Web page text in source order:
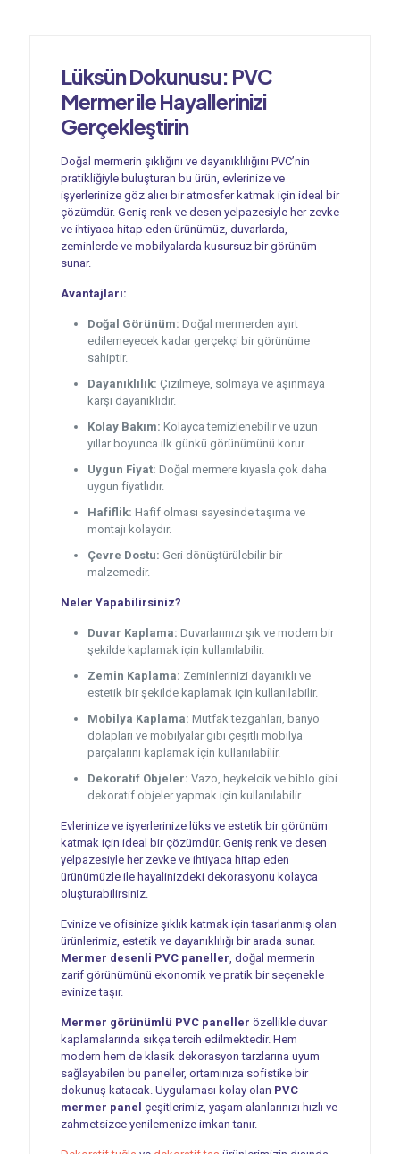
Lüksün Dokunusu: PVC
Mermerile Hayallerinizi
Gerçekleştirin
Doğal mermerin şıklığını ve dayanıklılığını PVC’nin
pratikliğiyle buluşturan bu ürün, evlerinize ve
işyerlerinize göz alıcı bir atmosfer katmak için ideal bir
çözümdür. Geniş renk ve desen yelpazesiyle her zevke
ve ihtiyaca hitap eden ürünümüz, duvarlarda,
zeminlerde ve mobilyalarda kusursuz bir görünüm
sunar.
Avantajları:
Doğal Görünüm: Doğal mermerden ayırt
edilemeyecek kadar gerçekçi bir görünüme
sahiptir.
Dayanıklılık: Çizilmeye, solmaya ve aşınmaya
karşı dayanıklıdır.
Kolay Bakım: Kolayca temizlenebilir ve uzun
yıllar boyunca ilk günkü görünümünü korur.
Uygun Fiyat: Doğal mermere kıyasla çok daha
uygun fiyatlıdır.
Hafiflik: Hafif olması sayesinde taşıma ve
montajı kolaydır.
Çevre Dostu: Geri dönüştürülebilir bir
malzemedir.
Neler Yapabilirsiniz?
Duvar Kaplama: Duvarlarınızı şık ve modern bir
şekilde kaplamak için kullanılabilir.
Zemin Kaplama: Zeminlerinizi dayanıklı ve
estetik bir şekilde kaplamak için kullanılabilir.
Mobilya Kaplama: Mutfak tezgahları, banyo
dolapları ve mobilyalar gibi çeşitli mobilya
parçalarını kaplamak için kullanılabilir.
Dekoratif Objeler: Vazo, heykelcik ve biblo gibi
dekoratif objeler yapmak için kullanılabilir.
Evlerinize ve işyerlerinize lüks ve estetik bir görünüm
katmak için ideal bir çözümdür. Geniş renk ve desen
yelpazesiyle her zevke ve ihtiyaca hitap eden
ürünümüzle ile hayalinizdeki dekorasyonu kolayca
oluşturabilirsiniz.
Evinize ve ofisinize şıklık katmak için tasarlanmış olan
ürünlerimiz, estetik ve dayanıklılığı bir arada sunar.
Mermer desenli PVC paneller , doğal mermerin
zarif görünümünü ekonomik ve pratik bir seçenekle
evinize taşır.
Mermer görünümlü PVC paneller özellikle duvar
kaplamalarında sıkça tercih edilmektedir. Hem
modern hem de klasik dekorasyon tarzlarına uyum
sağlayabilen bu paneller, ortamınıza sofistike bir
dokunuş katacak. Uygulaması kolay olan PVC
mermer panel çeşitlerimiz, yaşam alanlarınızı hızlı ve
zahmetsizce yenilemenize imkan tanır.